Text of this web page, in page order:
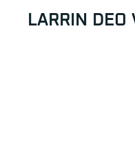
LARRIN